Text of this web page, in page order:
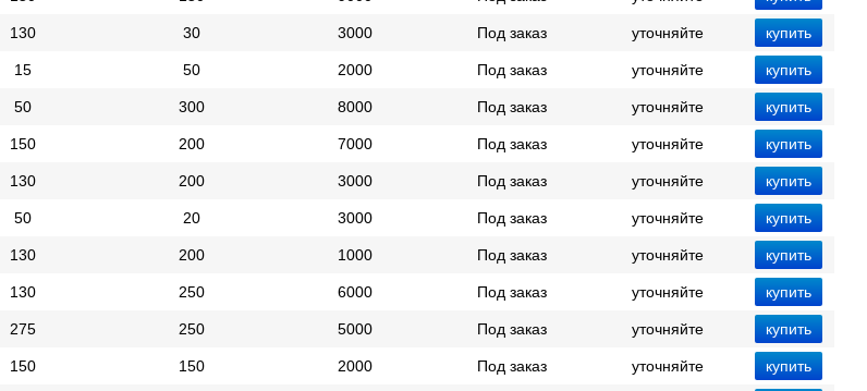
130 30 3000 Под заказ уточняйте
15 50 2000 Под заказ уточняйте
50 300 8000 Под заказ уточняйте
150 200 7000 Под заказ уточняйте
130 200 3000 Под заказ уточняйте
50 20 3000 Под заказ уточняйте
130 200 1000 Под заказ уточняйте
130 250 6000 Под заказ уточняйте
275 250 5000 Под заказ уточняйте
150 150 2000 Под заказ уточняйте